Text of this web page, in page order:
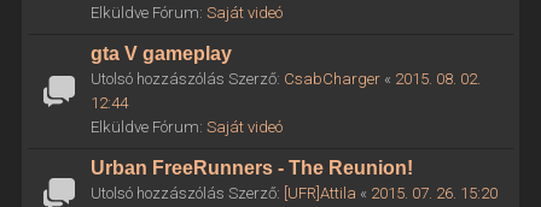
Elküldve Fórum: Saját videó
gta V gameplay
Utolsó hozzászólás Szerző: CsabCharger« 2015. 08. 02.
12:44
Elküldve Fórum: Saját videó
Urban FreeRunners - The Reunion!
Utolsó hozzászólás Szerző: [UFR]Attila « 2015. 07. 26. 15:20